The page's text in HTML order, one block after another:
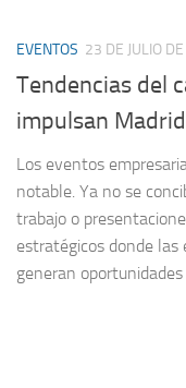
EVENTOS 23 DE JULIO
Tendencias del
impulsan
Los eventos
notable. Ya no se
trabajo o
estratégicos donde las
generan